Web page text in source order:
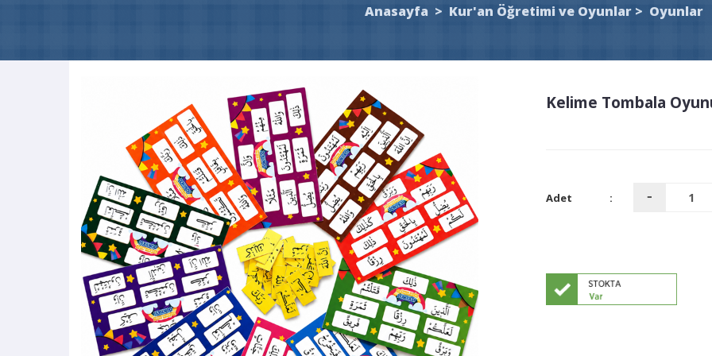
Anasayfa > Kur'an Öğretimi ve Oyunlar > Oyunlar
Kelime Tombala
Adet :